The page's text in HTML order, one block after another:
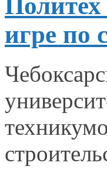
Политех
игре по